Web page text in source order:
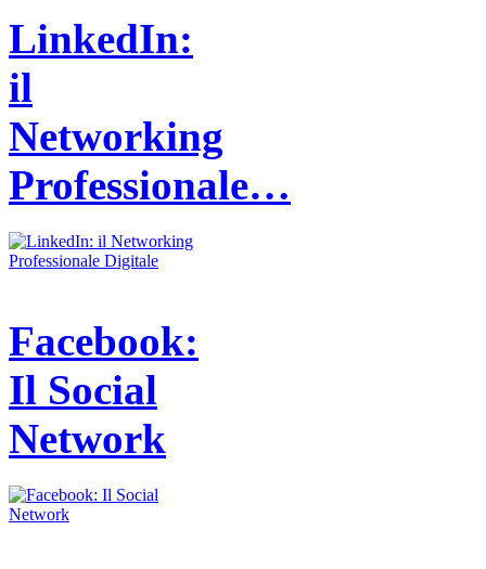
LinkedIn:
il
Networking
Professionale…
Facebook:
Il Social
Network